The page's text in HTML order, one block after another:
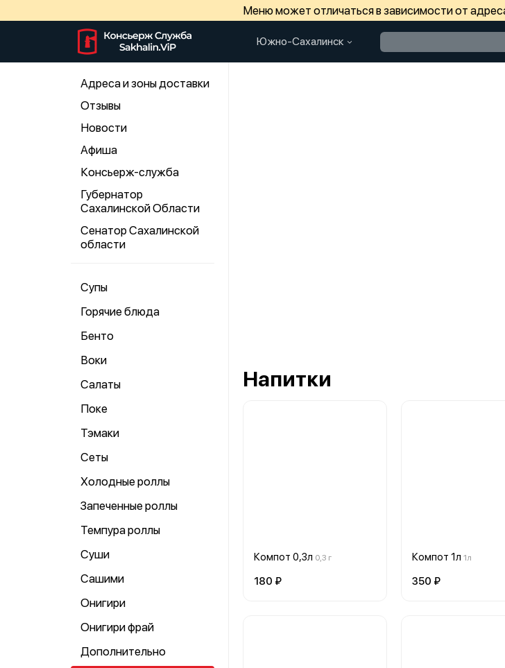
Меню может отличаться в зависимости от
Южно-Сахалинск
Адреса и зоны доставки
Отзывы
Новости
Афиша
Консьерж-служба
Губернатор
Сахалинской Области
Сенатор Сахалинской
области
Супы
Горячие блюда
Бенто
Воки
Салаты
Поке
Тэмаки
Сеты
Холодные роллы
Запеченные роллы
Темпура роллы
Суши
Сашими
Онигири
Онигири фрай
Дополнительно
Напитки
Компот 0,3л 0,3 г
180 ₽
Компот 1л 1л
350 ₽